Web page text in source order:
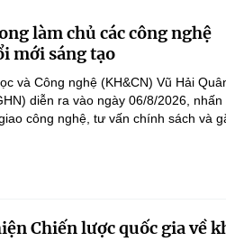
làm chủ các công nghệ
mới sáng tạo
và Công nghệ (KH&CN) Vũ Hải
diễn ra vào ngày 06/8/2026, nhấn
công nghệ, tư vấn chính sách và
Chiến lược quốc gia về